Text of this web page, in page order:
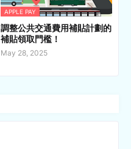
APPLE PAY
調整公共交通費用補貼計劃的
補貼領取門檻！
May 28, 2025